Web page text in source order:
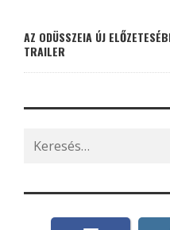
AZ ODÜSSZEIA ÚJ
TRAILER
Search
for: